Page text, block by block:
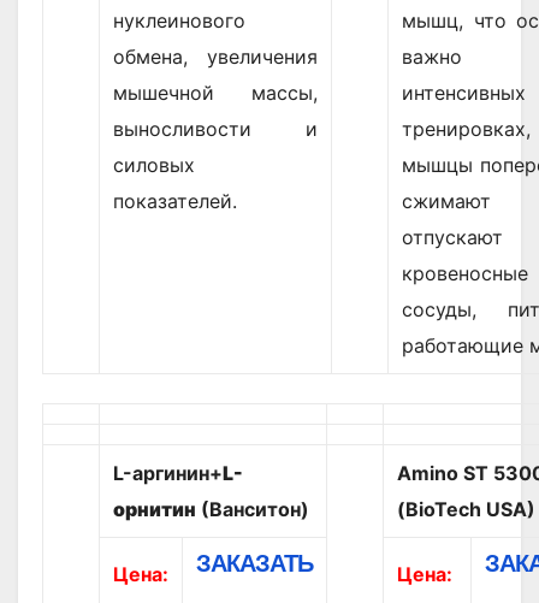
нуклеинового
обмена, увеличения
мышечной массы,
выносливости и
силовых
показателей.
мышц, что
важно
интенсивных
мышцы
отпускают
кровеносные
сосуды,
работающие
L-аргинин+L-
орнитин (Ванситон)
Amino ST
(BioTech USA)
Цена: ЗАКАЗАТЬ Цена: